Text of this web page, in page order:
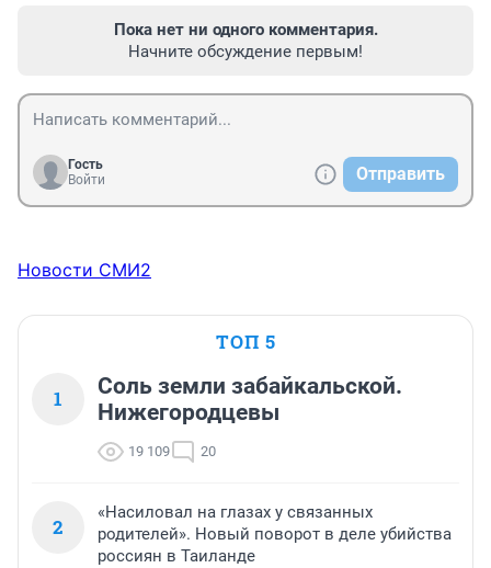
Пока нет ни одного комментария.
Начните обсуждение первым!
Гость
Войти
Отправить
Новости СМИ2
ТОП 5
1
Соль земли забайкальской.
Нижегородцевы
19 109 20
2
«Насиловал на глазах у связанных
родителей». Новый поворот в деле убийства
россиян в Таиланде